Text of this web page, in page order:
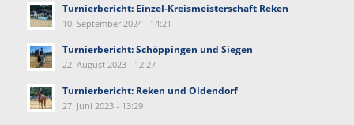
Turnierbericht: Einzel-Kreismeisterschaft Reken
10. September 2024 - 14:21
Turnierbericht: Schöppingen und Siegen
22. August 2023 - 12:27
Turnierbericht: Reken und Oldendorf
27. Juni 2023 - 13:29